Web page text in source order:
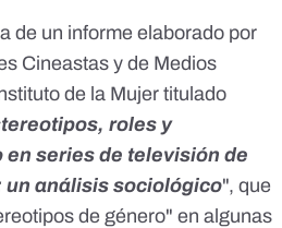
de un informe elaborado por
Cineastas y de Medios
de la Mujer titulado
roles y
series de televisión de
análisis sociológico", que
de género" en algunas